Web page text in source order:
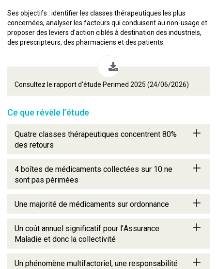
Ses objectifs : identifier les classes thérapeutiques les plus
concernées, analyser les facteurs qui conduisent au non-usage et
proposer des leviers d'action ciblés à destination des industriels,
des prescripteurs, des pharmaciens et des patients.
Consultez le rapport d'étude Perimed 2025 (24/06/2026)
Ce que révèle l’étude
Quatre classes thérapeutiques concentrent 80%
des retours
4 boîtes de médicaments collectées sur 10 ne
sont pas périmées
Une majorité de médicaments sur ordonnance
Un coût annuel significatif pour l’Assurance
Maladie et donc la collectivité
Un phénomène multifactoriel, une responsabilité